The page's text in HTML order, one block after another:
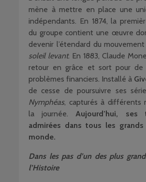
mène à mettre en place une
indépendants. En 1874, la
du groupe contient une œuvre
devenir l’étendard du mouvement
soleil levant. En 1883, Claude
retour en grâce et sort pour
problèmes financiers. Installé à
de cesse de poursuivre ses
Nymphéas, capturés à différents
la journée. Aujourd’hui, ses
admirées dans tous les
monde.
Dans les pas d’un des plus
l’Histoire